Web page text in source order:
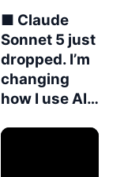
■ Claude
Sonnet 5 just
dropped. I’m
changing
how I use AI…